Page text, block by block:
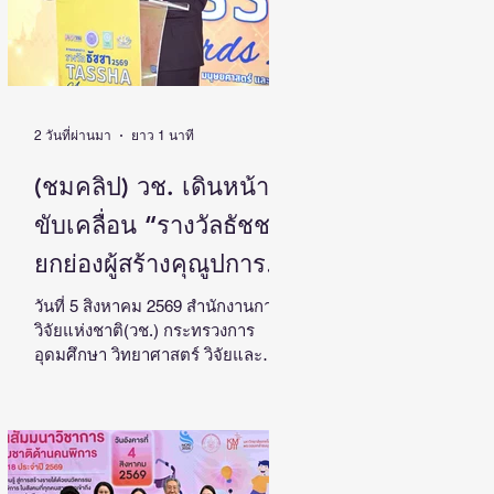
(ชมคลิป) วช. เดินหน้า
ขับเคลื่อน “รางวัลธัชชา”
ยกย่องผู้สร้างคุณูปการ
ด้านสังคมศาสตร์
มนุษยศาสตร์ และ
งานวิจัยสู่การพัฒนา
วันที่ 5 สิงหาคม 2569 สำนักงานการ
วิจัยแห่งชาติ(วช.) กระทรวงการ
อุดมศึกษา วิทยาศาสตร์ วิจัยและ
และศิลปกรรมศาสตร์แห่ง
ประเทศไทย “รางวัลธัชชา” (TASSHA
Awards) ประจำปีงบประมาณ 2569
2 วันที่ผ่านมา ยาว 1 นาที